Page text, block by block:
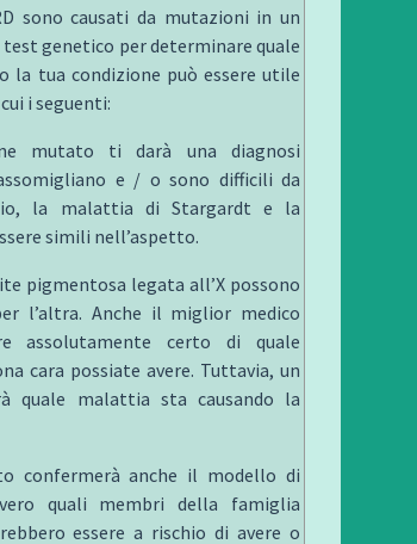
sono causati da mutazioni in un
genetico per determinare quale
la tua condizione può essere utile
i seguenti:
mutato ti darà una diagnosi
e / o sono difficili da
la malattia di Stargardt e la
simili nell’aspetto.
pigmentosa legata all’X possono
l’altra. Anche il miglior medico
assolutamente certo di quale
cara possiate avere. Tuttavia, un
quale malattia sta causando la
confermerà anche il modello di
quali membri della famiglia
essere a rischio di avere o